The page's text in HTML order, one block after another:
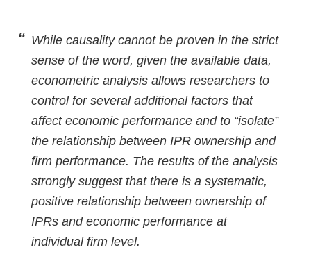
While causality cannot be proven in the strict
sense of the word, given the available data,
econometric analysis allows researchers to
control for several additional factors that
affect economic performance and to “isolate”
the relationship between IPR ownership and
firm performance. The results of the analysis
strongly suggest that there is a systematic,
positive relationship between ownership of
IPRs and economic performance at
individual firm level.